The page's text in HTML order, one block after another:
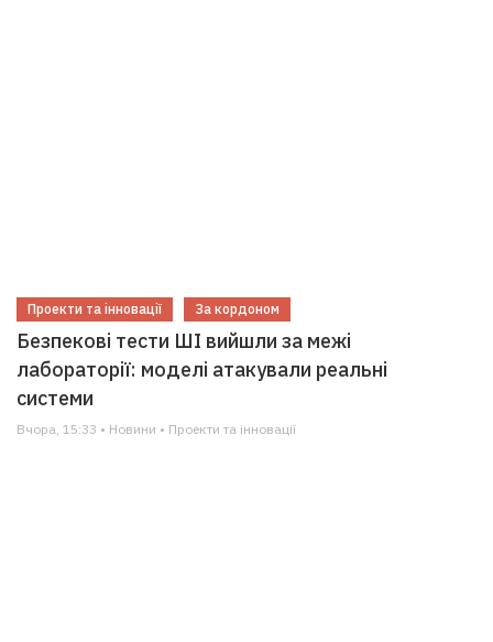
Проекти та інновації За кордоном
Безпекові тести ШІ вийшли за межі
лабораторії: моделі атакували реальні
системи
Вчора, 15:33 • Новини • Проекти та інновації